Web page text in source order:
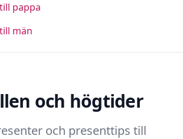
pappa
män
och högtider
och presenttips till